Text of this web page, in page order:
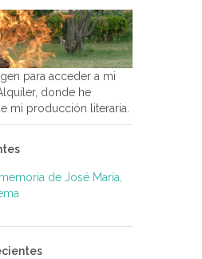
para acceder a mi
donde he
mi producción literaria.
de José María,